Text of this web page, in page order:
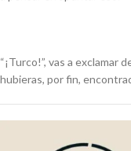
“¡Turco!”, vas a exclamar
hubieras, por fin,